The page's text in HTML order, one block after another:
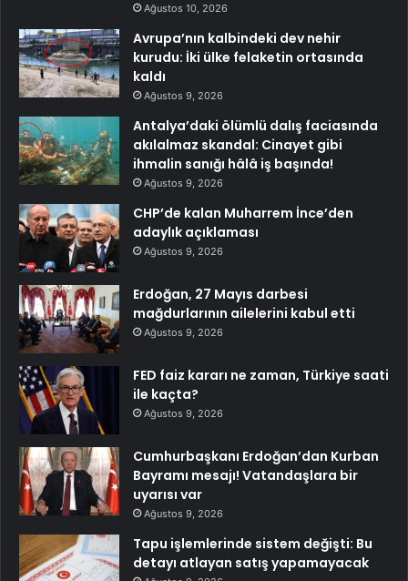
Ağustos 10, 2026
Avrupa’nın kalbindeki dev nehir
kurudu: İki ülke felaketin ortasında
kaldı
Ağustos 9, 2026
Antalya’daki ölümlü dalış faciasında
akılalmaz skandal: Cinayet gibi
ihmalin sanığı hâlâ iş başında!
Ağustos 9, 2026
CHP’de kalan Muharrem İnce’den
adaylık açıklaması
Ağustos 9, 2026
Erdoğan, 27 Mayıs darbesi
mağdurlarının ailelerini kabul etti
Ağustos 9, 2026
FED faiz kararı ne zaman, Türkiye saati
ile kaçta?
Ağustos 9, 2026
Cumhurbaşkanı Erdoğan’dan Kurban
Bayramı mesajı! Vatandaşlara bir
uyarısı var
Ağustos 9, 2026
Tapu işlemlerinde sistem değişti: Bu
detayı atlayan satış yapamayacak